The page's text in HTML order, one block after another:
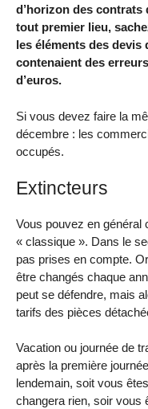
d’horizon des contrats
tout premier lieu,
les éléments des devis
contenaient des
d’euros.
Si vous devez faire la
décembre : les
occupés.
Extincteurs
Vous pouvez en général
« classique ». Dans le
pas prises en compte.
être changés chaque
peut se défendre, mais
tarifs des pièces
Vacation ou journée de
après la première
lendemain, soit vous
changera rien, soir vous